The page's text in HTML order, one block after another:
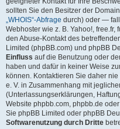
sollten Sie den Besitzer der
„WHOIS“-Abfrage durch) oder —
Webhoster wie z. B. Yahoo!,
den Abuse-Kontakt des
Limited (phpBB.com) und phpBB
Einfluss auf die Benutzung oder
haben und dafür in keiner Weise
können. Kontaktieren Sie daher
e. V. in Zusammenhang mit
(Unterlassungserklärungen,
Website phpbb.com, phpbb.de
Sie phpBB Limited oder phpBB
Softwarenutzung durch Dritte